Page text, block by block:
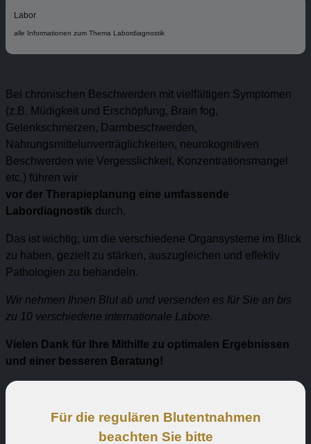
Labor
alle Informationen zum Thema Labordiagnostik
Bei chronischen Beschwerden mit vielfältigen Symptomen
(z.B. Müdigkeit und Erschöpfung, Brain fog,
Gelenkschmerzen, Darmbeschwerden,
Nahrungsmittelunverträglichkeiten, neurokognitiven
Beschwerden wie Vergesslichkeit, Konzentrationsmangel
etc.) führen wir
vor der Therapieplanung eine umfassende
Labordiagnostik durch.
Das ist wichtig, um die verschiedene Organsysteme im Blick
zu haben, gezielt zu stärken, auszugleichen und effektiv
Pathologien zu behandeln.
Wir nehmen Ihnen Blut ab und versenden es für Sie an bis
zu 10 verschiedene internationale Labore.
Vielen Dank für Ihre Mithilfe zu optimalen Ergebnissen
und einer besseren Beratung!
Für die regulären Blutentnahmen
beachten Sie bitte